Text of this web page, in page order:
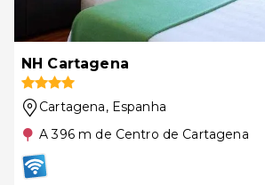
NH Cartagena
Cartagena, Espanha
A 396 m de Centro de Cartagena